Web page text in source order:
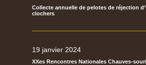
Collecte annuelle de pelotes de réjection
clochers
19 janvier 2024
XXes Rencontres Nationales Chauves-